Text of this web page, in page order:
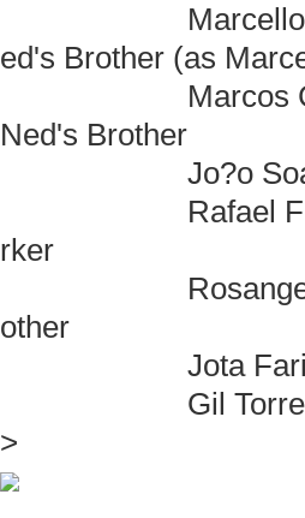
Marcello Costa
ed's Brother (as
Marcos
Ned's Brother
Jo?o Soares
Rafael
rker
Rosangela
other
Jota Farias
Gil Torres
>